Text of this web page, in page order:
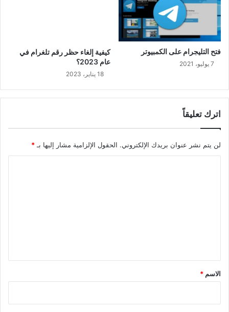
فتح التليجرام على الكمبيوتر
7 يوليو، 2021
كيفية إلغاء حظر رقم تلغرام في
عام 2023؟
18 يناير، 2023
اترك تعليقاً
لن يتم نشر عنوان بريدك الإلكتروني. الحقول الإلزامية مشار إليها بـ *
*
الاسم *